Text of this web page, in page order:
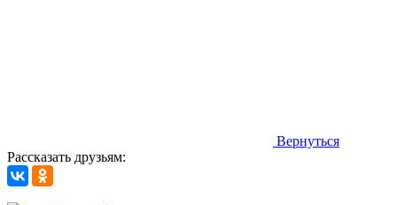
Вернуться
Рассказать друзьям: